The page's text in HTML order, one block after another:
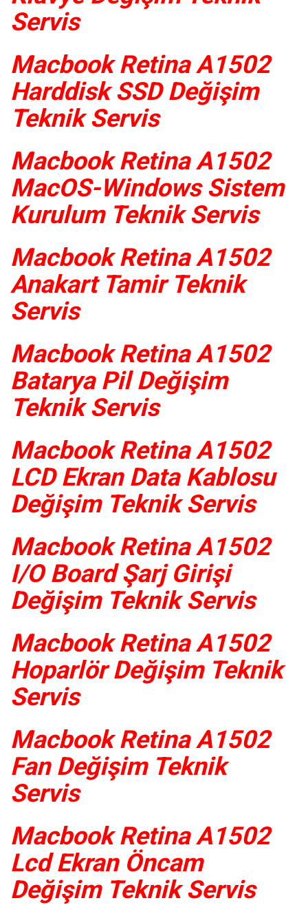
Servis
Macbook Retina A1502
Harddisk SSD Değişim
Teknik Servis
Macbook Retina A1502
MacOS-Windows Sistem
Kurulum Teknik Servis
Macbook Retina A1502
Anakart Tamir Teknik
Servis
Macbook Retina A1502
Batarya Pil Değişim
Teknik Servis
Macbook Retina A1502
LCD Ekran Data Kablosu
Değişim Teknik Servis
Macbook Retina A1502
I/O Board Şarj Girişi
Değişim Teknik Servis
Macbook Retina A1502
Hoparlör Değişim Teknik
Servis
Macbook Retina A1502
Fan Değişim Teknik
Servis
Macbook Retina A1502
Lcd Ekran Öncam
Değişim Teknik Servis